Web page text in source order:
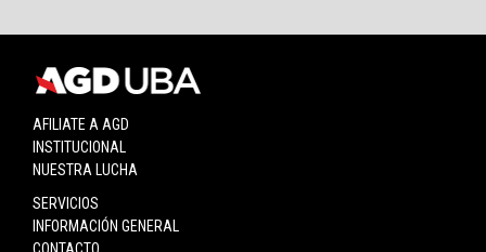
AFILIATE A AGD
INSTITUCIONAL
NUESTRA LUCHA
SERVICIOS
INFORMACIÓN GENERAL